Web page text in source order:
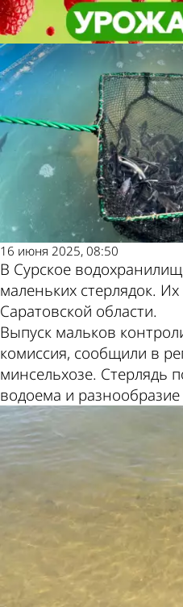
В Сурское
выпустили
Общество
16 июня 2025, 08:50
В Сурское
маленьких стерлядок.
Саратовской области.
Выпуск мальков
комиссия, сообщили в
минсельхозе. Стерлядь
водоема и
В Сурское
выпустили
Общество
Другие
по теме
Погода
валют в